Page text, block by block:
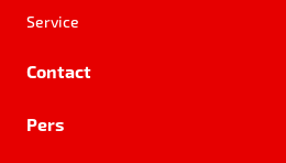
Service
Contact
Pers